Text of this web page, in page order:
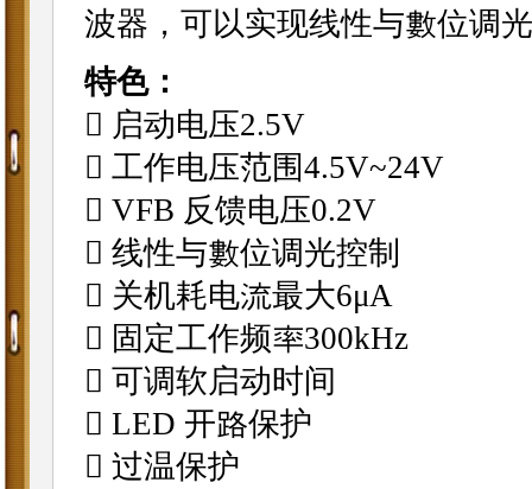
波器，可以实现线性与數位调
特色：
􀂾 启动电压2.5V
􀂾 工作电压范围4.5V~24V
􀂾 VFB 反馈电压0.2V
􀂾 线性与數位调光控制
􀂾 关机耗电流最大6μA
􀂾 固定工作频率300kHz
􀂾 可调软启动时间
􀂾 LED 开路保护
􀂾 过温保护